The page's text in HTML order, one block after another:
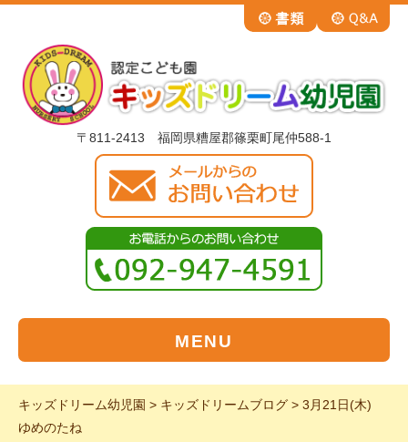
〒811-2413 福岡県糟屋郡篠栗町尾仲588-1
MENU
キッズドリーム幼児園 > キッズドリームブログ > 3月21日(木)
ゆめのたね